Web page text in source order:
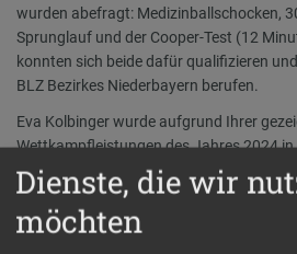
wurden abefragt: Medizinballschocken,
Sprunglauf und der Cooper-Test (12
konnten sich beide dafür qualifizieren
BLZ Bezirkes Niederbayern berufen.
Eva Kolbinger wurde aufgrund Ihrer
Wettkampfleistungen des Jahres 2024 in
bayerischen Leichtathletikverbandes
Zurück
Dienste, die wir
möchten